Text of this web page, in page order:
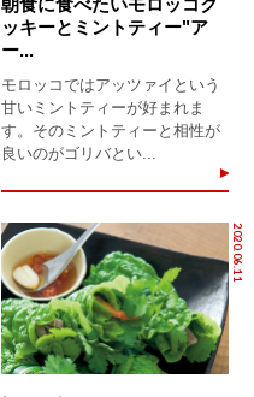
朝食に食べたいモロッコク
ッキーとミントティー"ア
ー...
モロッコではアッツァイという
甘いミントティーが好まれま
す。そのミントティーと相性が
良いのがゴリバとい...
2020.06.11